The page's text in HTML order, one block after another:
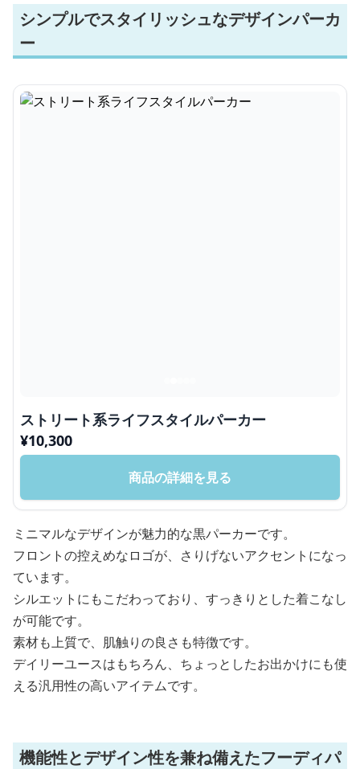
シンプルでスタイリッシュなデザインパーカ
ー
ストリート系ライフスタイルパーカー
¥10,300
商品の詳細を見る
ミニマルなデザインが魅力的な黒パーカーです。
フロントの控えめなロゴが、さりげないアクセントになっ
ています。
シルエットにもこだわっており、すっきりとした着こなし
が可能です。
素材も上質で、肌触りの良さも特徴です。
デイリーユースはもちろん、ちょっとしたお出かけにも使
える汎用性の高いアイテムです。
機能性とデザイン性を兼ね備えたフーディパ